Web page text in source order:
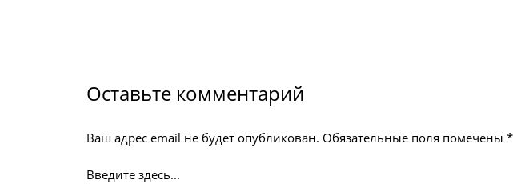
Оставьте комментарий
Ваш адрес email не будет опубликован. Обязательные поля помечены*
Введите здесь...